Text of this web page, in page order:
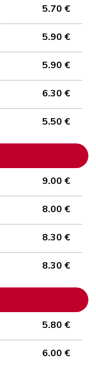
5.70 €
5.90 €
5.90 €
6.30 €
5.50 €
9.00 €
8.00 €
8.30 €
8.30 €
5.80 €
6.00 €